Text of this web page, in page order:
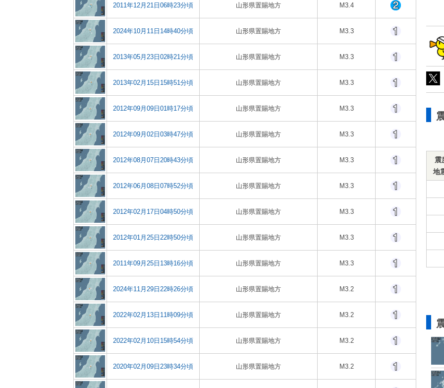
2011年12月21日06時23分頃 山形県置賜地方 M3.4
2024年10月11日14時40分頃 山形県置賜地方 M3.3
2013年05月23日02時21分頃 山形県置賜地方 M3.3
2013年02月15日15時51分頃 山形県置賜地方 M3.3
2012年09月09日01時17分頃 山形県置賜地方 M3.3
2012年09月02日03時47分頃 山形県置賜地方 M3.3
2012年08月07日20時43分頃 山形県置賜地方 M3.3
2012年06月08日07時52分頃 山形県置賜地方 M3.3
2012年02月17日04時50分頃 山形県置賜地方 M3.3
2012年01月25日22時50分頃 山形県置賜地方 M3.3
2011年09月25日13時16分頃 山形県置賜地方 M3.3
2024年11月29日22時26分頃 山形県置賜地方 M3.2
2022年02月13日11時09分頃 山形県置賜地方 M3.2
2022年02月10日15時54分頃 山形県置賜地方 M3.2
2020年02月09日23時34分頃 山形県置賜地方 M3.2
震
地